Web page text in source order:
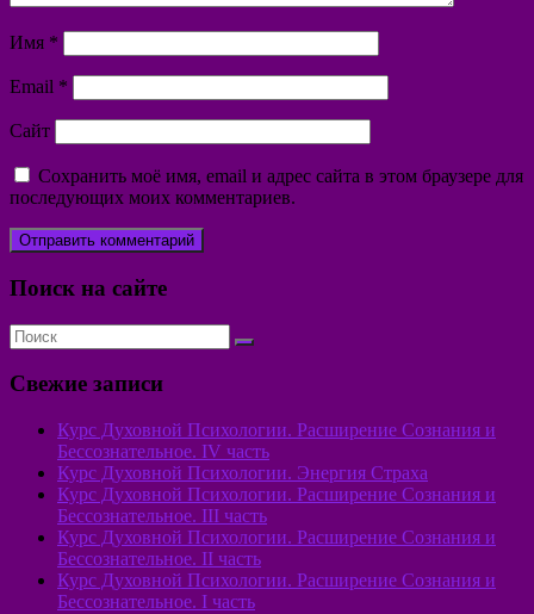
Имя *
Email *
Сайт
Сохранить моё имя, email и адрес сайта в этом браузере для
последующих моих комментариев.
Поиск на сайте
Свежие записи
Курс Духовной Психологии. Расширение Сознания и
Бессознательное. IV часть
Курс Духовной Психологии. Энергия Страха
Курс Духовной Психологии. Расширение Сознания и
Бессознательное. III часть
Курс Духовной Психологии. Расширение Сознания и
Бессознательное. II часть
Курс Духовной Психологии. Расширение Сознания и
Бессознательное. I часть